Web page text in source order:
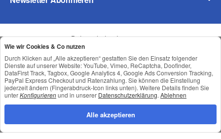
Frage zum Artikel
Ihre Frage Datenschutz•Impressum
Wie wir Cookies & Co nutzen
Durch Klicken auf „Alle akzeptieren“ gestatten Sie den Einsatz folgender
Dienste auf unserer Website: YouTube, Vimeo, ReCaptcha, Doofinder,
DataFirst Track, Tagbox, Google Analytics 4, Google Ads Conversion Tracking,
PayPal Express Checkout und Ratenzahlung. Sie können die Einstellung
jederzeit ändern (Fingerabdruck-Icon links unten). Weitere Details finden Sie
unterKonfigurierenund in unserer Datenschutzerklärung. Ablehnen
Alle akzeptieren